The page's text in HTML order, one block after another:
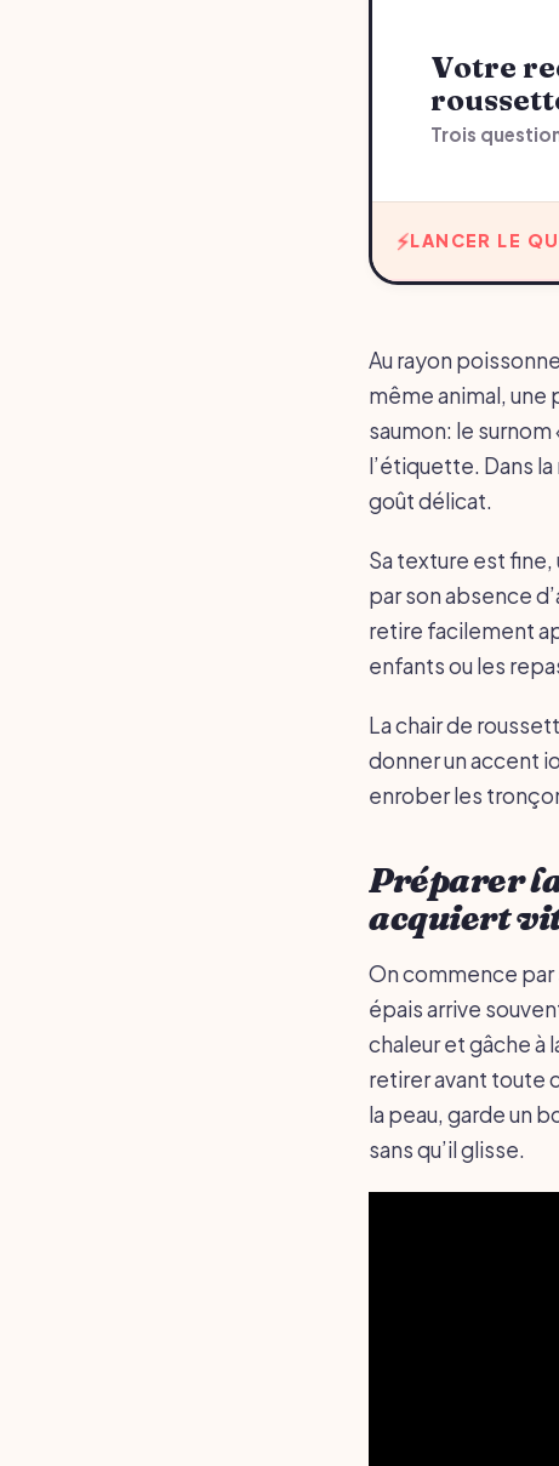
Votre recommandation sur recette de la
Trois
LANCER LE
Au rayon
même animal, une
saumon: le
l’étiquette. Dans
goût délicat.
Sa texture est
par son absence
retire facilement
enfants ou les
La chair de
donner un accent
enrober les
Préparer
acquiert
On commence
épais arrive
chaleur et gâche à
retirer avant toute
la peau, garde un
sans qu’il glisse.